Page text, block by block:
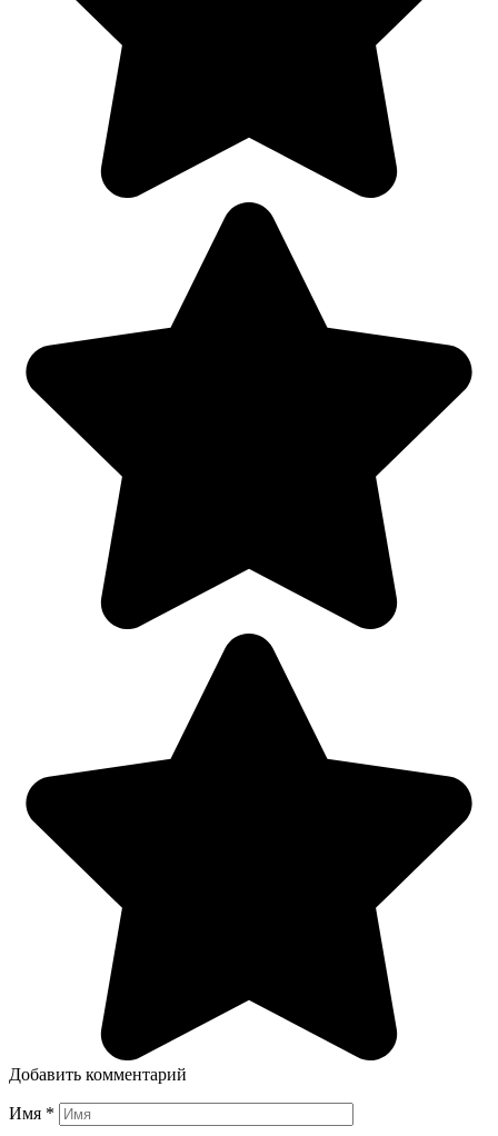
Добавить комментарий
Имя *